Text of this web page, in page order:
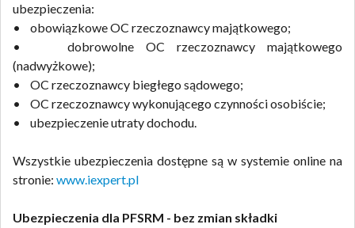
ubezpieczenia:
• obowiązkowe OC rzeczoznawcy majątkowego;
• dobrowolne OC rzeczoznawcy majątkowego
(nadwyżkowe);
• OC rzeczoznawcy biegłego sądowego;
• OC rzeczoznawcy wykonującego czynności osobiście;
• ubezpieczenie utraty dochodu.
Wszystkie ubezpieczenia dostępne są w systemie online na
stronie: www.iexpert.pl
Ubezpieczenia dla PFSRM - bez zmian składki